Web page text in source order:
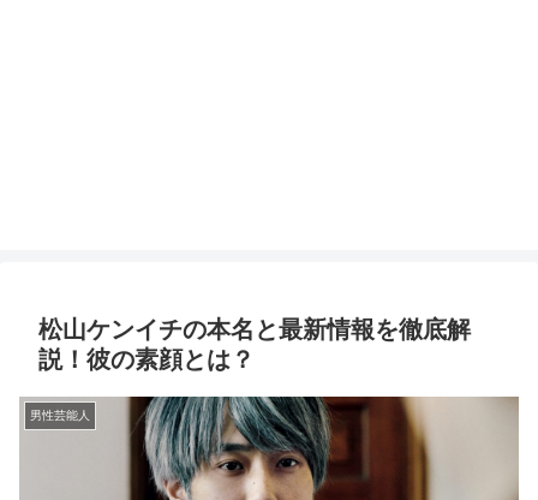
松山ケンイチの本名と最新情報を徹底解
説！彼の素顔とは？
男性芸能人